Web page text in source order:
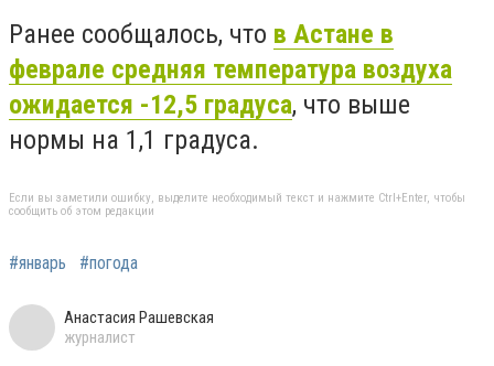
Ранее сообщалось, что в Астане в
феврале средняя температура воздуха
ожидается -12,5 градуса, что выше
нормы на 1,1 градуса.
Если вы заметили ошибку, выделите необходимый текст и нажмите Ctrl+Enter, чтобы
сообщить об этом редакции
#январь #погода
Анастасия Рашевская
журналист